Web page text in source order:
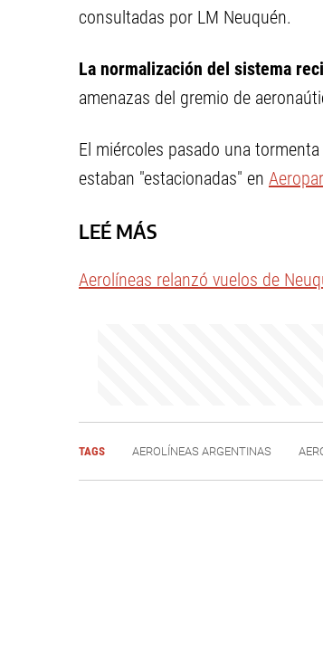
consultadas por LM Neuquén.
La normalización del sistema
amenazas del gremio de
El miércoles pasado una
estaban "estacionadas" en
LEÉ MÁS
Aerolíneas relanzó vuelos de
TAGS AEROLÍNEAS ARGENTINAS